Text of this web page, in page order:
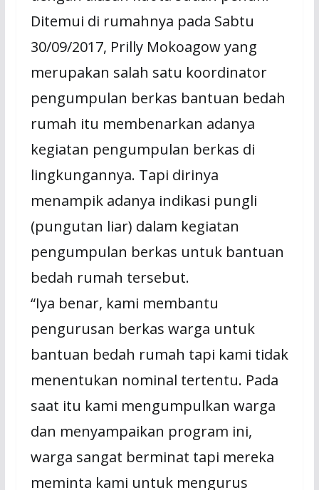
Ditemui di rumahnya pada Sabtu
30/09/2017, Prilly Mokoagow yang
merupakan salah satu koordinator
pengumpulan berkas bantuan bedah
rumah itu membenarkan adanya
kegiatan pengumpulan berkas di
lingkungannya. Tapi dirinya
menampik adanya indikasi pungli
(pungutan liar) dalam kegiatan
pengumpulan berkas untuk bantuan
bedah rumah tersebut.
“Iya benar, kami membantu
pengurusan berkas warga untuk
bantuan bedah rumah tapi kami tidak
menentukan nominal tertentu. Pada
saat itu kami mengumpulkan warga
dan menyampaikan program ini,
warga sangat berminat tapi mereka
meminta kami untuk mengurus